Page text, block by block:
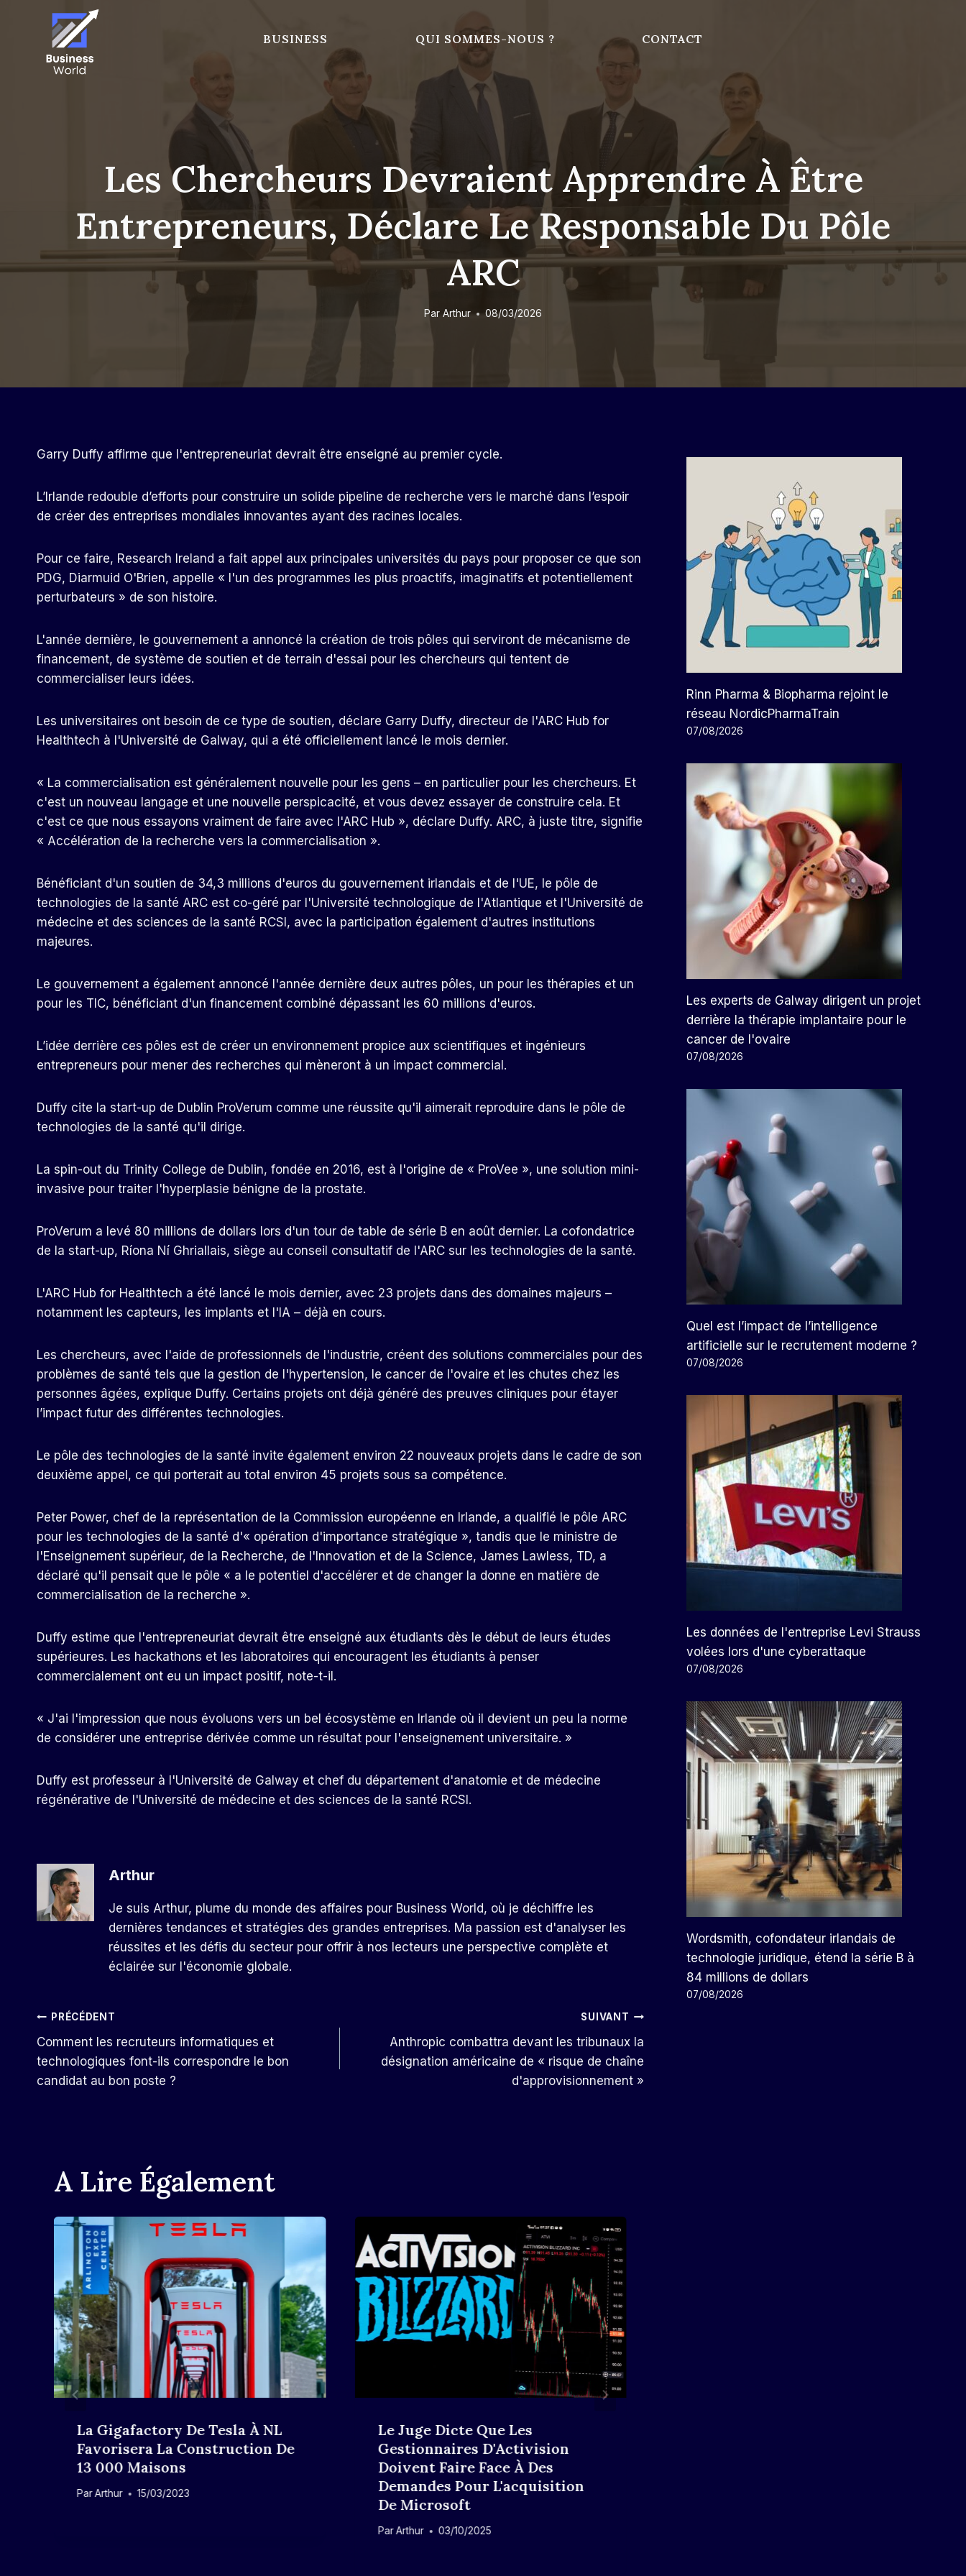
BUSINESS QUI SOMMES-NOUS ? CONTACT
Les Chercheurs Devraient Apprendre À Être
Entrepreneurs, Déclare Le Responsable Du Pôle
ARC
Par Arthur 08/03/2026
Garry Duffy affirme que l'entrepreneuriat devrait être enseigné au premier cycle.
L’Irlande redouble d’efforts pour construire un solide pipeline de recherche vers le marché dans l’espoir
de créer des entreprises mondiales innovantes ayant des racines locales.
Pour ce faire, Research Ireland a fait appel aux principales universités du pays pour proposer ce que son
PDG, Diarmuid O'Brien, appelle « l'un des programmes les plus proactifs, imaginatifs et potentiellement
perturbateurs » de son histoire.
L'année dernière, le gouvernement a annoncé la création de trois pôles qui serviront de mécanisme de
financement, de système de soutien et de terrain d'essai pour les chercheurs qui tentent de
commercialiser leurs idées.
Les universitaires ont besoin de ce type de soutien, déclare Garry Duffy, directeur de l'ARC Hub for
Healthtech à l'Université de Galway, qui a été officiellement lancé le mois dernier.
« La commercialisation est généralement nouvelle pour les gens – en particulier pour les chercheurs. Et
c'est un nouveau langage et une nouvelle perspicacité, et vous devez essayer de construire cela. Et
c'est ce que nous essayons vraiment de faire avec l'ARC Hub », déclare Duffy. ARC, à juste titre, signifie
« Accélération de la recherche vers la commercialisation ».
Bénéficiant d'un soutien de 34,3 millions d'euros du gouvernement irlandais et de l'UE, le pôle de
technologies de la santé ARC est co-géré par l'Université technologique de l'Atlantique et l'Université de
médecine et des sciences de la santé RCSI, avec la participation également d'autres institutions
majeures.
Le gouvernement a également annoncé l'année dernière deux autres pôles, un pour les thérapies et un
pour les TIC, bénéficiant d'un financement combiné dépassant les 60 millions d'euros.
L’idée derrière ces pôles est de créer un environnement propice aux scientifiques et ingénieurs
entrepreneurs pour mener des recherches qui mèneront à un impact commercial.
Duffy cite la start-up de Dublin ProVerum comme une réussite qu'il aimerait reproduire dans le pôle de
technologies de la santé qu'il dirige.
La spin-out du Trinity College de Dublin, fondée en 2016, est à l'origine de « ProVee », une solution mini-
invasive pour traiter l'hyperplasie bénigne de la prostate.
ProVerum a levé 80 millions de dollars lors d'un tour de table de série B en août dernier. La cofondatrice
de la start-up, Ríona Ní Ghriallais, siège au conseil consultatif de l'ARC sur les technologies de la santé.
L'ARC Hub for Healthtech a été lancé le mois dernier, avec 23 projets dans des domaines majeurs –
notamment les capteurs, les implants et l'IA – déjà en cours.
Les chercheurs, avec l'aide de professionnels de l'industrie, créent des solutions commerciales pour des
problèmes de santé tels que la gestion de l'hypertension, le cancer de l'ovaire et les chutes chez les
personnes âgées, explique Duffy. Certains projets ont déjà généré des preuves cliniques pour étayer
l’impact futur des différentes technologies.
Le pôle des technologies de la santé invite également environ 22 nouveaux projets dans le cadre de son
deuxième appel, ce qui porterait au total environ 45 projets sous sa compétence.
Peter Power, chef de la représentation de la Commission européenne en Irlande, a qualifié le pôle ARC
pour les technologies de la santé d'« opération d'importance stratégique », tandis que le ministre de
l'Enseignement supérieur, de la Recherche, de l'Innovation et de la Science, James Lawless, TD, a
déclaré qu'il pensait que le pôle « a le potentiel d'accélérer et de changer la donne en matière de
commercialisation de la recherche ».
Duffy estime que l'entrepreneuriat devrait être enseigné aux étudiants dès le début de leurs études
supérieures. Les hackathons et les laboratoires qui encouragent les étudiants à penser
commercialement ont eu un impact positif, note-t-il.
« J'ai l'impression que nous évoluons vers un bel écosystème en Irlande où il devient un peu la norme
de considérer une entreprise dérivée comme un résultat pour l'enseignement universitaire. »
Duffy est professeur à l'Université de Galway et chef du département d'anatomie et de médecine
régénérative de l'Université de médecine et des sciences de la santé RCSI.
Arthur
Je suis Arthur, plume du monde des affaires pour Business World, où je déchiffre les
dernières tendances et stratégies des grandes entreprises. Ma passion est d'analyser les
réussites et les défis du secteur pour offrir à nos lecteurs une perspective complète et
éclairée sur l'économie globale.
Navigation
De
L’article
PRÉCÉDENT
Comment les recruteurs informatiques et
technologiques font-ils correspondre le bon
candidat au bon poste ?
SUIVANT
Anthropic combattra devant les tribunaux la
désignation américaine de « risque de chaîne
d'approvisionnement »
A Lire Également
La Gigafactory De Tesla À NL
Favorisera La Construction De
13 000 Maisons
ParArthur 15/03/2023
Le Juge Dicte Que Les
Gestionnaires D'Activision
Doivent Faire Face À Des
Demandes Pour L'acquisition
De Microsoft
ParArthur 03/10/2025
Rinn Pharma & Biopharma rejoint le
réseau NordicPharmaTrain
07/08/2026
Les experts de Galway dirigent un projet
derrière la thérapie implantaire pour le
cancer de l'ovaire
07/08/2026
Quel est l’impact de l’intelligence
artificielle sur le recrutement moderne ?
07/08/2026
Les données de l'entreprise Levi Strauss
volées lors d'une cyberattaque
07/08/2026
Wordsmith, cofondateur irlandais de
technologie juridique, étend la série B à
84 millions de dollars
07/08/2026